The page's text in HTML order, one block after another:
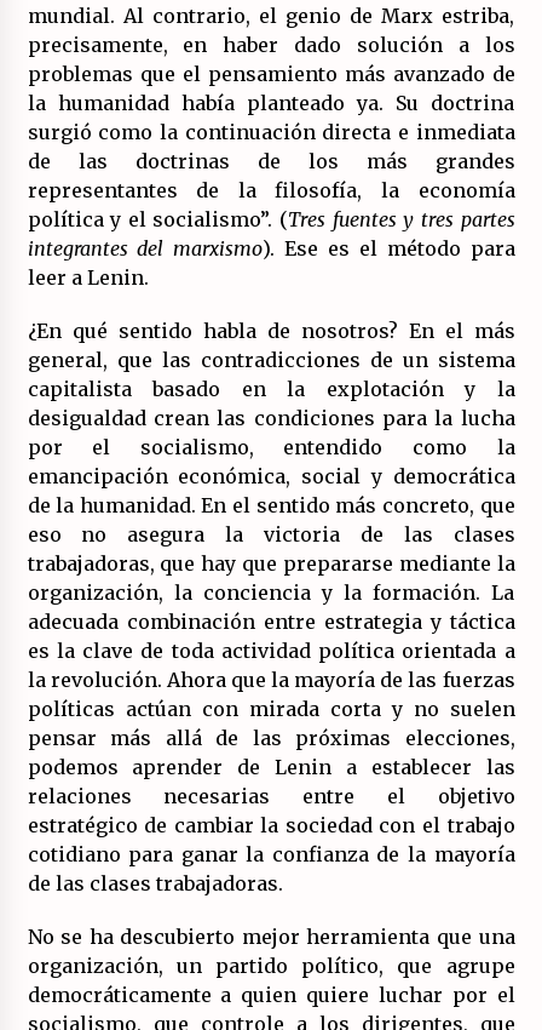
mundial. Al contrario, el genio de Marx estriba,
precisamente, en haber dado solución a los
problemas que el pensamiento más avanzado de
la humanidad había planteado ya. Su doctrina
surgió como la continuación directa e inmediata
de las doctrinas de los más grandes
representantes de la filosofía, la economía
política y el socialismo”. (Tres fuentes y tres partes
integrantes del marxismo). Ese es el método para
leer a Lenin.
¿En qué sentido habla de nosotros? En el más
general, que las contradicciones de un sistema
capitalista basado en la explotación y la
desigualdad crean las condiciones para la lucha
por el socialismo, entendido como la
emancipación económica, social y democrática
de la humanidad. En el sentido más concreto, que
eso no asegura la victoria de las clases
trabajadoras, que hay que prepararse mediante la
organización, la conciencia y la formación. La
adecuada combinación entre estrategia y táctica
es la clave de toda actividad política orientada a
la revolución. Ahora que la mayoría de las fuerzas
políticas actúan con mirada corta y no suelen
pensar más allá de las próximas elecciones,
podemos aprender de Lenin a establecer las
relaciones necesarias entre el objetivo
estratégico de cambiar la sociedad con el trabajo
cotidiano para ganar la confianza de la mayoría
de las clases trabajadoras.
No se ha descubierto mejor herramienta que una
organización, un partido político, que agrupe
democráticamente a quien quiere luchar por el
socialismo, que controle a los dirigentes, que